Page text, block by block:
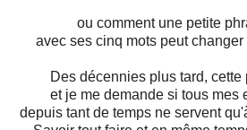
ou comment une petite
avec ses cinq mots peut
Des décennies plus tard, cette
et je me demande si tous mes
depuis tant de temps ne servent